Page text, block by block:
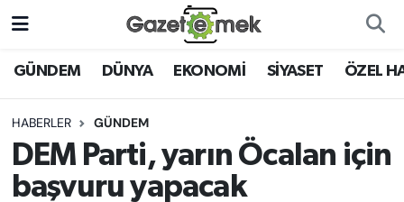
GÜNDEM DÜNYA EKONOMİ SİYASET ÖZEL
HABERLER GÜNDEM
DEM Parti, yarın Öcalan için
başvuru yapacak
DÜNYA
EKONOMİ
EMEK HABERLERİ
Nöbetçi Eczaneler
Hava Durumu
İstanbul Namaz Vakitleri